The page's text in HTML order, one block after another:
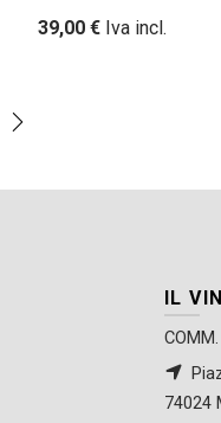
39,00€ Iva incl.
IL
74024